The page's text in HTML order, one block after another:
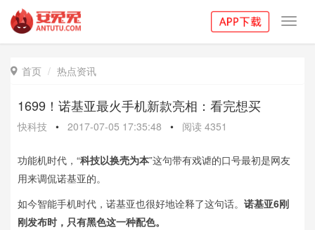
 首页 热点资讯
1699！诺基亚最火手机新款亮相：看完想买
快科技 • 2017-07-05 17:35:48 • 阅读 4351
功能机时代，“科技以换壳为本”这句带有戏谑的口号最初是网友
用来调侃诺基亚的。
如今智能手机时代，诺基亚也很好地诠释了这句话。 诺基亚6刚
刚发布时，只有黑色这一种配色。